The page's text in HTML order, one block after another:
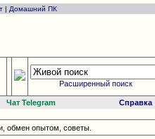
| Домашний ПК
Расширенный поиск
Чат Telegram Справка
обмен опытом, советы.